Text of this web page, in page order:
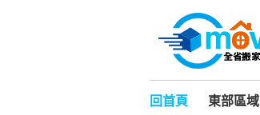
回首頁 東部區域